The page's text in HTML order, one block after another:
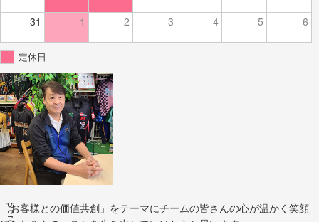
31 1 2 3 4 5 6
定休日
「お客様との価値共創」をテーマにチームの皆さんの心が温かく笑顔